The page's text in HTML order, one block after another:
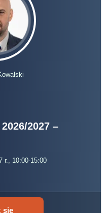
2027 –
r., 10:00-15:00
się